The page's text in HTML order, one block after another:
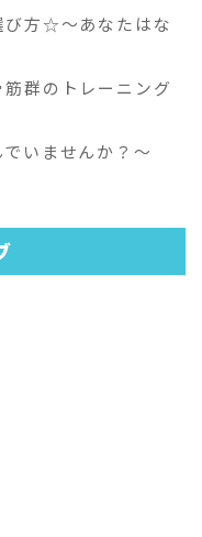
方☆～あなたはな
群のトレーニング
いませんか？～